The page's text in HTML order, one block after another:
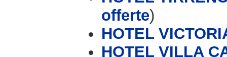
offerte)
HOTEL
HOTEL VILLA